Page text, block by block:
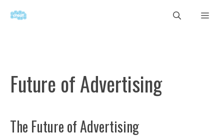
Future of Advertising
The Future of Advertising